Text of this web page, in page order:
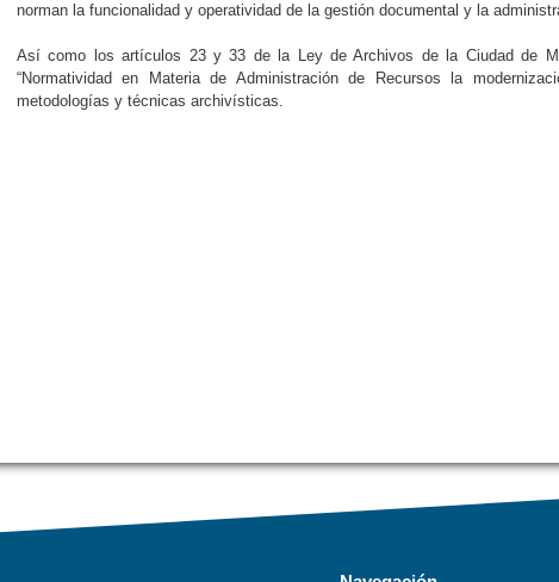
norman la funcionalidad y operatividad de la gestión documental y la
Así como los artículos 23 y 33 de la Ley de Archivos de la Ciudad de
“Normatividad en Materia de Administración de Recursos la
metodologías y técnicas archivísticas.